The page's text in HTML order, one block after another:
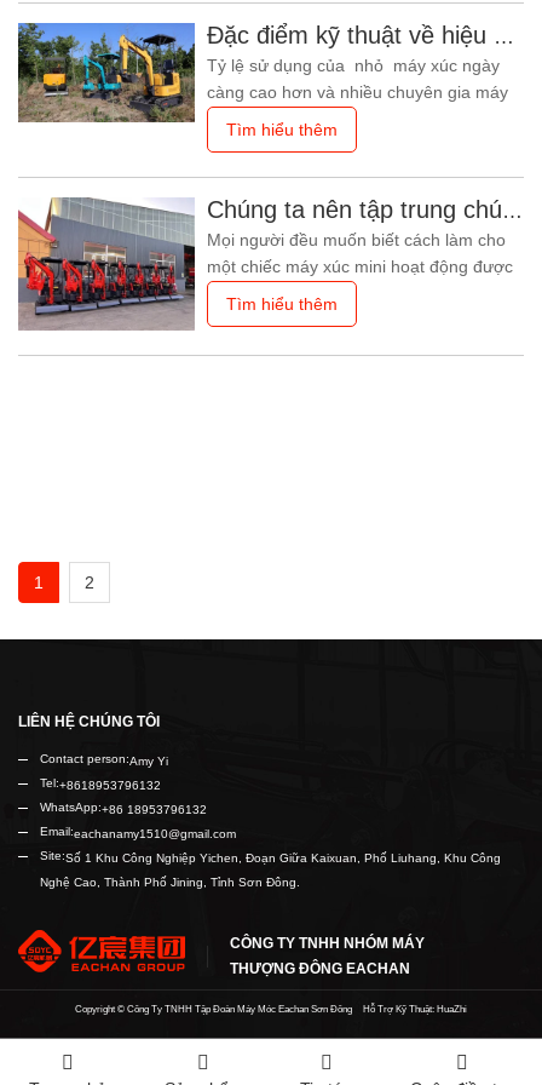
xúc nhỏ mà công nhân xây dựng một
cách rộng rãi yêu. Sự xuất hiện của loại
máy xúc nhỏ này có
Đặc điểm kỹ thuật về hiệu quả vận hành của máy xúc mini
Tỷ lệ sử dụng của nhỏ máy xúc ngày
càng cao hơn và nhiều chuyên gia máy
xúc hy vọng sẽ nâng cao hiệu quả công
việc của họ. Tuy nhiên, bên cạnh việc
phải đảm bảo tiêu chuẩn hóa hoạt động.
Hôm nay, chúng ta hãy xem xét một số
sai lầm rõ ràng nhất mà dễ bị bỏ
Tìm hiểu thêm
Chúng ta nên tập trung chú ý điều gì khi làm việc với máy xúc nhỏ?
Mọi người đều muốn biết cách làm cho
một chiếc máy xúc mini hoạt động được
và tiết kiệm được những dụng cụ cao
hơn. Tuy nhiên có nhiều thao tác sai.
Tìm hiểu thêm
1 2
LIÊN HỆ CHÚNG TÔI
Contact person:Amy Yi
Tel:+8618953796132
WhatsApp:+86 18953796132
Email:eachanamy1510@gmail.com
Site:Số 1 Khu Công Nghiệp Yichen, Đoạn Giữa Kaixuan, Phố Liuhang, Khu Công
Nghệ Cao, Thành Phố Jining, Tỉnh Sơn Đông.
CÔNG TY TNHH NHÓM MÁY
THƯỢNG ĐÔNG EACHAN
Copyright © Công Ty TNHH Tập Đoàn Máy Móc Eachan Sơn Đông Hỗ Trợ Kỹ Thuật: HuaZhi